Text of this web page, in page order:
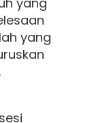
yang